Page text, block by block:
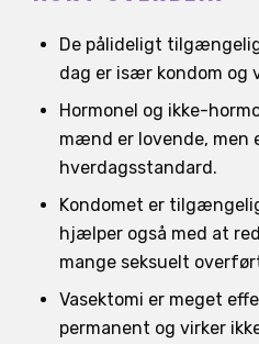
De pålideligt
dag er især kondom og
Hormonel og ikke-
mænd er lovende, men
hverdagsstandard.
Kondomet er
hjælper også med at
mange seksuelt
Vasektomi er meget
permanent og virker